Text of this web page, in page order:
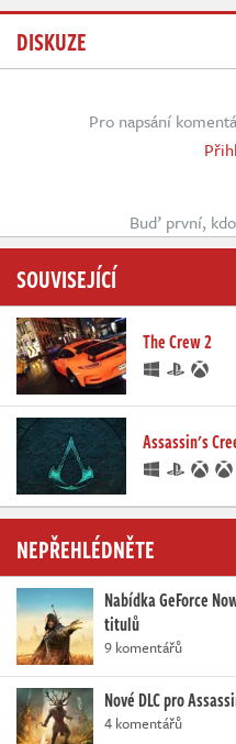
DISKUZE
Pro napsání
Buď první,
SOUVISEJÍCÍ
The Crew 2
Assassin's
NEPŘEHLÉDNĚTE
Nabídka GeForce
titulů
9 komentářů
Nové DLC pro
4 komentářů